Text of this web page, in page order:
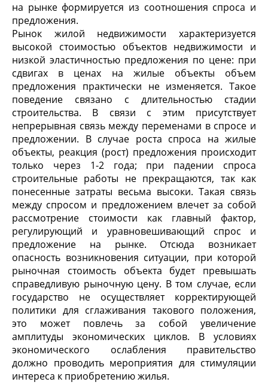
на рынке формируется из соотношения спроса и
предложения.
Рынок жилой недвижимости характеризуется
высокой стоимостью объектов недвижимости и
низкой эластичностью предложения по цене: при
сдвигах в ценах на жилые объекты объем
предложения практически не изменяется. Такое
поведение связано с длительностью стадии
строительства. В связи с этим присутствует
непрерывная связь между переменами в спросе и
предложении. В случае роста спроса на жилые
объекты, реакция (рост) предложения происходит
только через 1-2 года; при падении спроса
строительные работы не прекращаются, так как
понесенные затраты весьма высоки. Такая связь
между спросом и предложением влечет за собой
рассмотрение стоимости как главный фактор,
регулирующий и уравновешивающий спрос и
предложение на рынке. Отсюда возникает
опасность возникновения ситуации, при которой
рыночная стоимость объекта будет превышать
справедливую рыночную цену. В том случае, если
государство не осуществляет корректирующей
политики для сглаживания такового положения,
это может повлечь за собой увеличение
амплитуды экономических циклов. В условиях
экономического ослабления правительство
должно проводить мероприятия для стимуляции
интереса к приобретению жилья.